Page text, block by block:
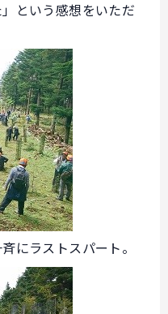
という感想をいただ
にラストスパート。